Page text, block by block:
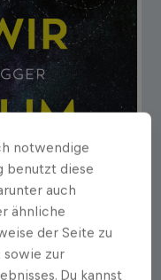
notwendige
benutzt diese
auch
ähnliche
der Seite zu
sowie zur
Du kannst